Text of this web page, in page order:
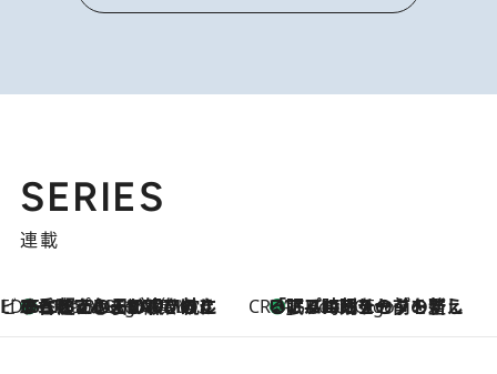
SERIES
連載
ビューティいいもの集め EDITORS' BEST
3 Hours Ago
35℃超えの日の夜、枕にひと吹き！ BAUMのルームスプレーが、ひのきの香りで心まで解きほぐす CREA'S CHOICE
3 Hours Ago
「眠る時刻をセットする」——眠りの前を整える、バルミューダの新しいアプローチ